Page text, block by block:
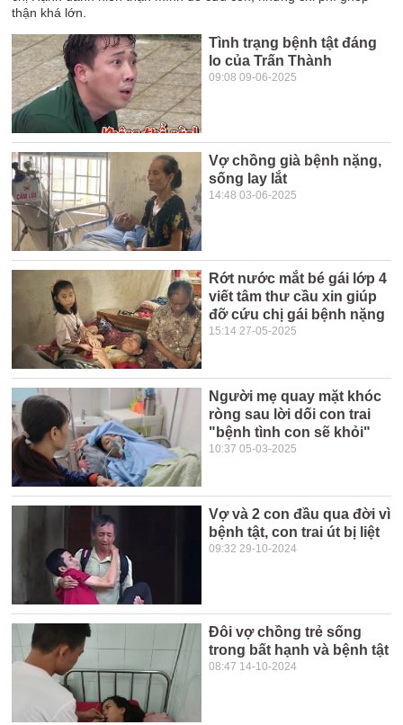
thận khá lớn.
Tình trạng bệnh tật đáng
lo của Trấn Thành
09:08 09-06-2025
Vợ chồng già bệnh nặng,
sống lay lắt
14:48 03-06-2025
Rớt nước mắt bé gái lớp 4
viết tâm thư cầu xin giúp
đỡ cứu chị gái bệnh nặng
15:14 27-05-2025
Người mẹ quay mặt khóc
ròng sau lời dối con trai
"bệnh tình con sẽ khỏi"
10:37 05-03-2025
Vợ và 2 con đầu qua đời vì
bệnh tật, con trai út bị liệt
09:32 29-10-2024
Đôi vợ chồng trẻ sống
trong bất hạnh và bệnh tật
08:47 14-10-2024